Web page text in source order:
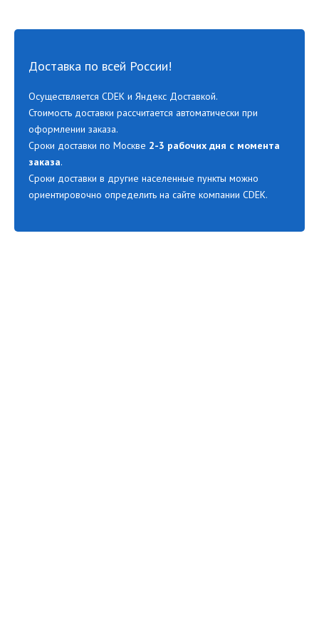
Доставка по всей России!
Осуществляется CDEK и Яндекс Доставкой.
Стоимость доставки рассчитается автоматически при
оформлении заказа.
Сроки доставки по Москве 2-3 рабочих дня с момента
заказа.
Сроки доставки в другие населенные пункты можно
ориентировочно определить на сайте компании CDEK.